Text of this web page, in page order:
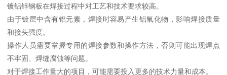
镀铝锌钢板在焊接过程中对工艺和技术要求较高。
由于镀层中含有铝元素，焊接时容易产生铝氧化物，影响焊接质量
和接头强度。
操作人员需要掌握专用的焊接参数和操作方法，否则可能出现焊点
不牢固、焊缝腐蚀等问题。
对于焊接工作量大的项目，可能需要投入更多的技术力量和成本。